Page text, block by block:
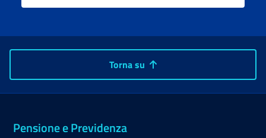
Torna su
Pensione e Previdenza